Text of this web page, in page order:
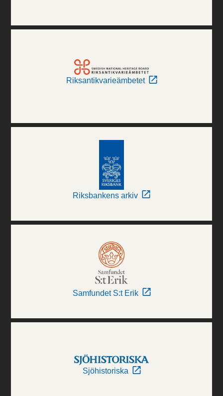
Riksantikvarieämbetet
Riksbankens arkiv
Samfundet S:t Erik
Sjöhistoriska